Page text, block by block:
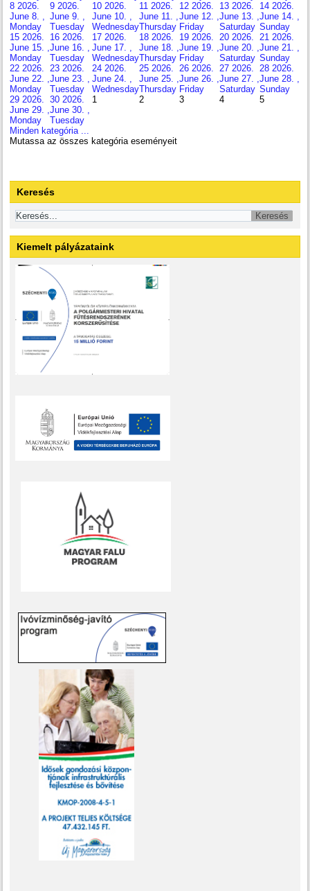
8 2026.
June 8. ,
Monday
9 2026.
June 9. ,
Tuesday
10 2026.
June 10. ,
Wednesday
11 2026.
June 11. ,
Thursday
12 2026.
June 12. ,
Friday
13 2026.
June 13. ,
Saturday
14 2026.
June 14. ,
Sunday
15 2026.
June 15. ,
Monday
16 2026.
June 16. ,
Tuesday
17 2026.
June 17. ,
Wednesday
18 2026.
June 18. ,
Thursday
19 2026.
June 19. ,
Friday
20 2026.
June 20. ,
Saturday
21 2026.
June 21. ,
Sunday
22 2026.
June 22. ,
Monday
23 2026.
June 23. ,
Tuesday
24 2026.
June 24. ,
Wednesday
25 2026.
June 25. ,
Thursday
26 2026.
June 26. ,
Friday
27 2026.
June 27. ,
Saturday
28 2026.
June 28. ,
Sunday
29 2026.
June 29. ,
Monday
30 2026.
June 30. ,
Tuesday
1 2 3 4 5
Minden kategória ...
Mutassa az összes kategória eseményeit
Keresés
Kiemelt pályázataink